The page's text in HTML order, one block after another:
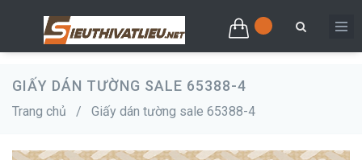
GIẤY DÁN TƯỜNG SALE 65388-4
Trang chủ / Giấy dán tường sale 65388-4